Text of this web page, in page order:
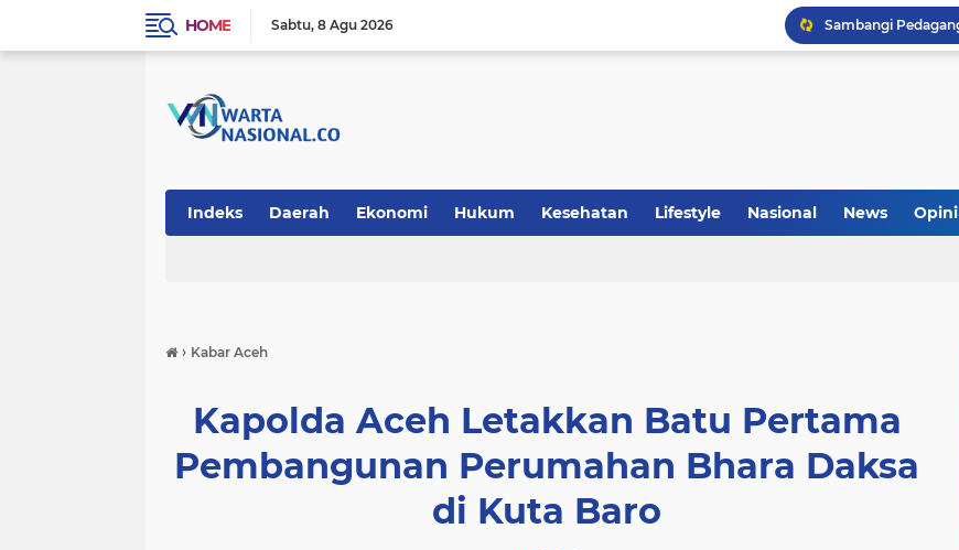
HOME Sabtu 8 Agu 2026
Indeks Daerah Ekonomi Hukum Kesehatan Lifestyle Nasional News Opini
› Kabar Aceh
Kapolda Aceh Letakkan Batu Pertama
Pembangunan Perumahan Bhara Daksa
di Kuta Baro